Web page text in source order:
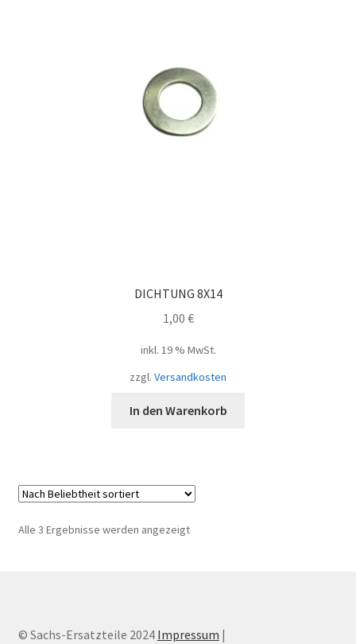
DICHTUNG 8X14
1,00 €
inkl. 19 % MwSt.
zzgl. Versandkosten
In den Warenkorb
Alle 3 Ergebnisse werden angezeigtNach
© Sachs-Ersatzteile 2024 Impressum |